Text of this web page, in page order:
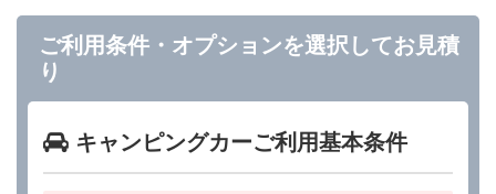
ご利用条件・オプションを選択してお見積
り
キャンピングカーご利用基本条件